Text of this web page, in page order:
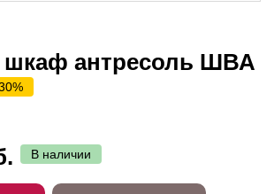
шкаф антресоль ШВА
В наличии